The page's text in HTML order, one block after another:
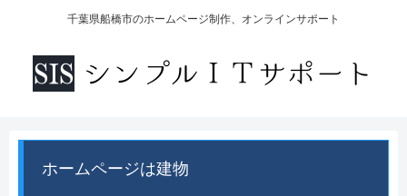
千葉県船橋市のホームページ制作、オンラインサポート
ホームページは建物